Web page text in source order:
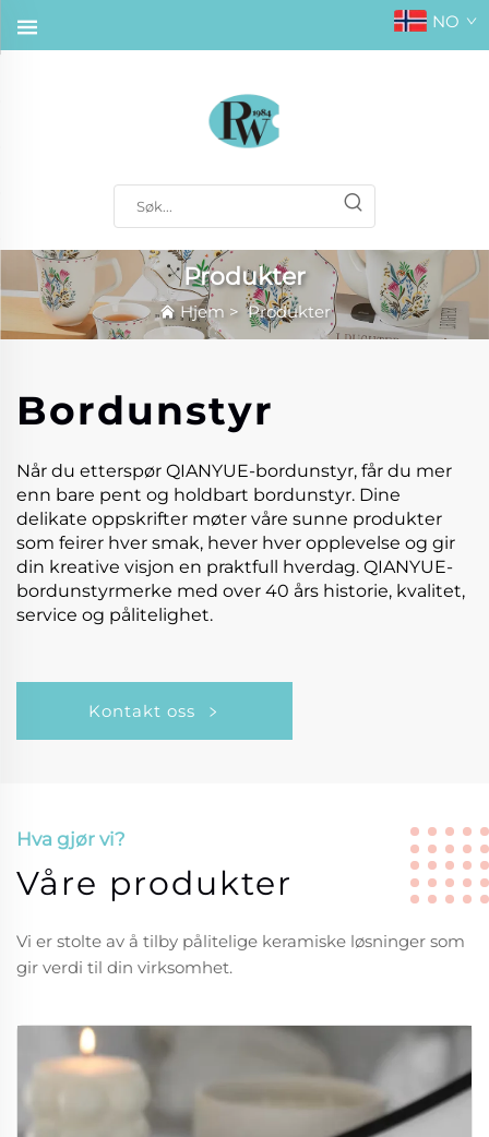
NO
Produkter
Hjem >Produkter
Bordunstyr
Når du etterspør QIANYUE-bordunstyr, får du mer
enn bare pent og holdbart bordunstyr. Dine
delikate oppskrifter møter våre sunne produkter
som feirer hver smak, hever hver opplevelse og gir
din kreative visjon en praktfull hverdag. QIANYUE-
bordunstyrmerke med over 40 års historie, kvalitet,
service og pålitelighet.
Kontakt oss
Hva gjør vi?
Våre produkter
Vi er stolte av å tilby pålitelige keramiske løsninger som
gir verdi til din virksomhet.